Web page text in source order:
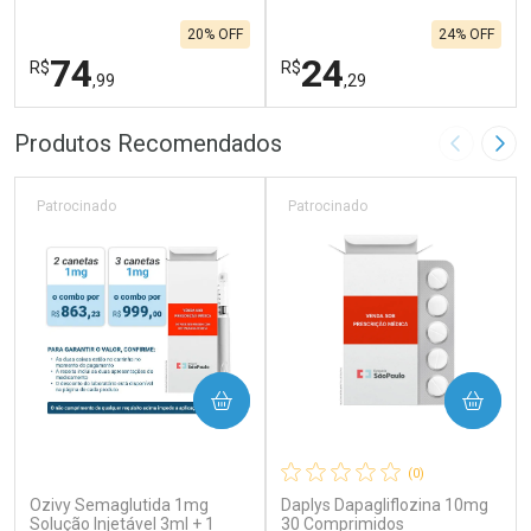
R$74,99
20% OFF
FECHAR
Laboratório
Ativar Desconto
FECHAR
Por Menos
R$24,29
24% OFF
Laboratório
Ativar Desconto
Por Menos
Produtos Recomendados Imagem
Ozivy Semaglutida 1mg
Solução Injetável 3ml + 1
Patrocinado
COMPRAR
(0)
Daplys Dapagliflozina 10mg
30 Comprimidos
Patrocinado
COMPRAR